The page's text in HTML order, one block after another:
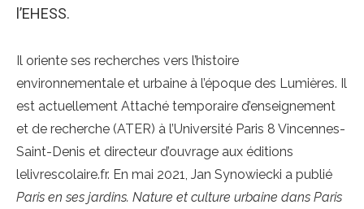
l’EHESS.
Il oriente ses recherches vers l’histoire
environnementale et urbaine à l’époque des Lumières. Il
est actuellement Attaché temporaire d’enseignement
et de recherche (ATER) à l’Université Paris 8 Vincennes-
Saint-Denis et directeur d’ouvrage aux éditions
lelivrescolaire.fr. En mai 2021, Jan Synowiecki a publié
Paris en ses jardins. Nature et culture urbaine dans Paris